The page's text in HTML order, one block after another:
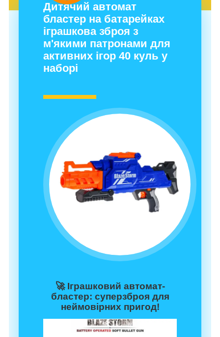
Дитячий автомат
бластер на батарейках
іграшкова зброя з
м'якими патронами для
активних ігор 40 куль у
наборі
🚀 Іграшковий автомат-
бластер: суперзброя для
неймовірних пригод!